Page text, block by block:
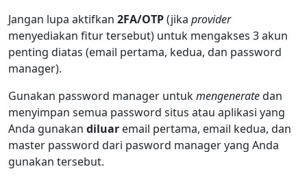
Jangan lupa aktifkan 2FA/OTP(jika provider
menyediakan fitur tersebut) untuk mengakses 3 akun
penting diatas (email pertama, kedua, dan password
manager).
Gunakan password manager untukmengeneratedan
menyimpan semua password situs atau aplikasi yang
Anda gunakan diluar email pertama, email kedua, dan
master password dari pasword manager yang Anda
gunakan tersebut.